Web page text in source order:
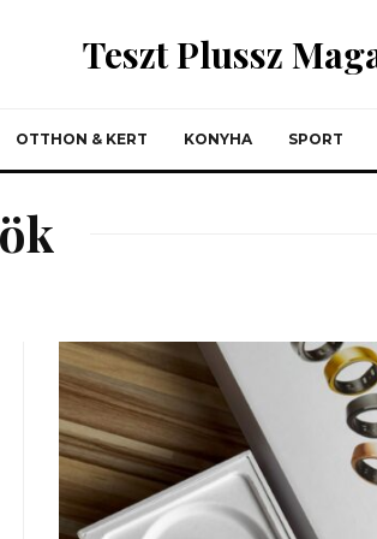
Teszt Plussz
OTTHON & KERT KONYHA SPORT